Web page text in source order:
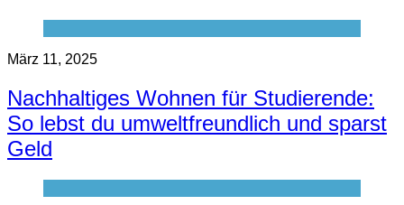
März 11, 2025
Nachhaltiges Wohnen für Studierende:
So lebst du umweltfreundlich und sparst
Geld